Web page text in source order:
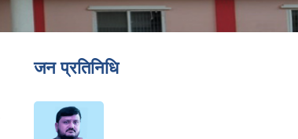
जन प्रतिनिधि